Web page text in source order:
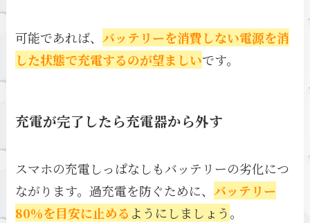
可能であれば、バッテリーを消費しない電源を消
した状態で充電するのが望ましいです。
充電が完了したら充電器から外す
スマホの充電しっぱなしもバッテリーの劣化につ
ながります。過充電を防ぐために、バッテリー
80％を目安に止める ようにしましょう。